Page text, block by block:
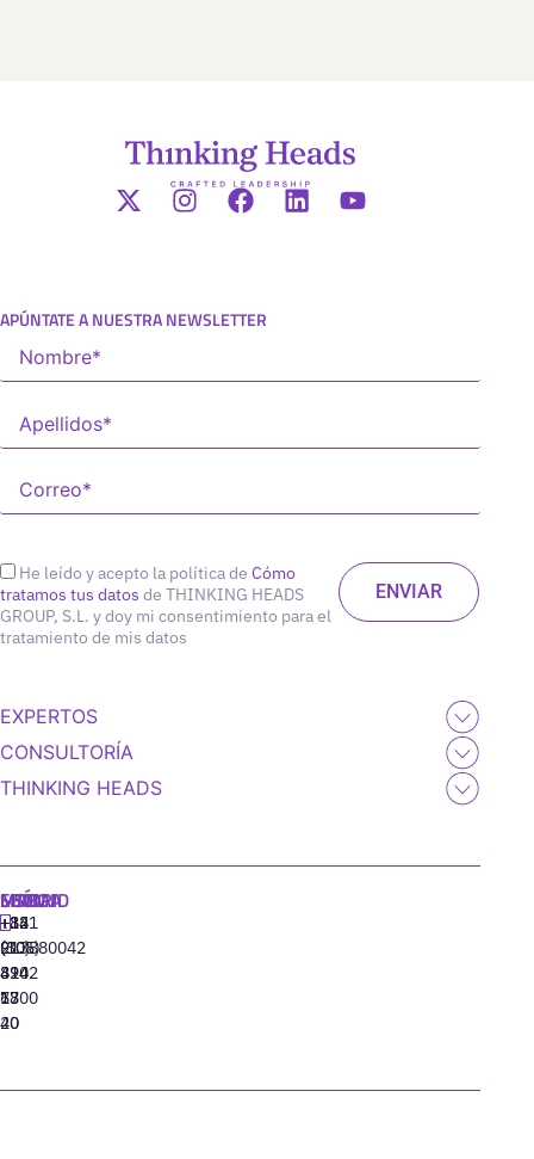
APÚNTATE A NUESTRA NEWSLETTER
He leído y acepto la política de Cómo
tratamos tus datos de THINKING HEADS
GROUP, S.L. y doy mi consentimiento para el
tratamiento de mis datos
EXPERTOS
CONSULTORÍA
THINKING HEADS
MADRID
+34
91
310
77
40
MIAMI
+1
(305)
424
13
20
SEÚL
+82
(10)
8942
6800
LISBOA
‪+351
213880042